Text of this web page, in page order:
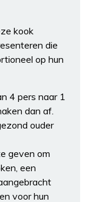
kook
die
op hun
4 pers naar 1
dan af.
ouder
geven om
een
voor hun